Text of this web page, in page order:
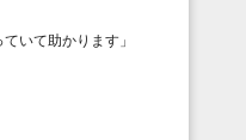
ていて助かります 」